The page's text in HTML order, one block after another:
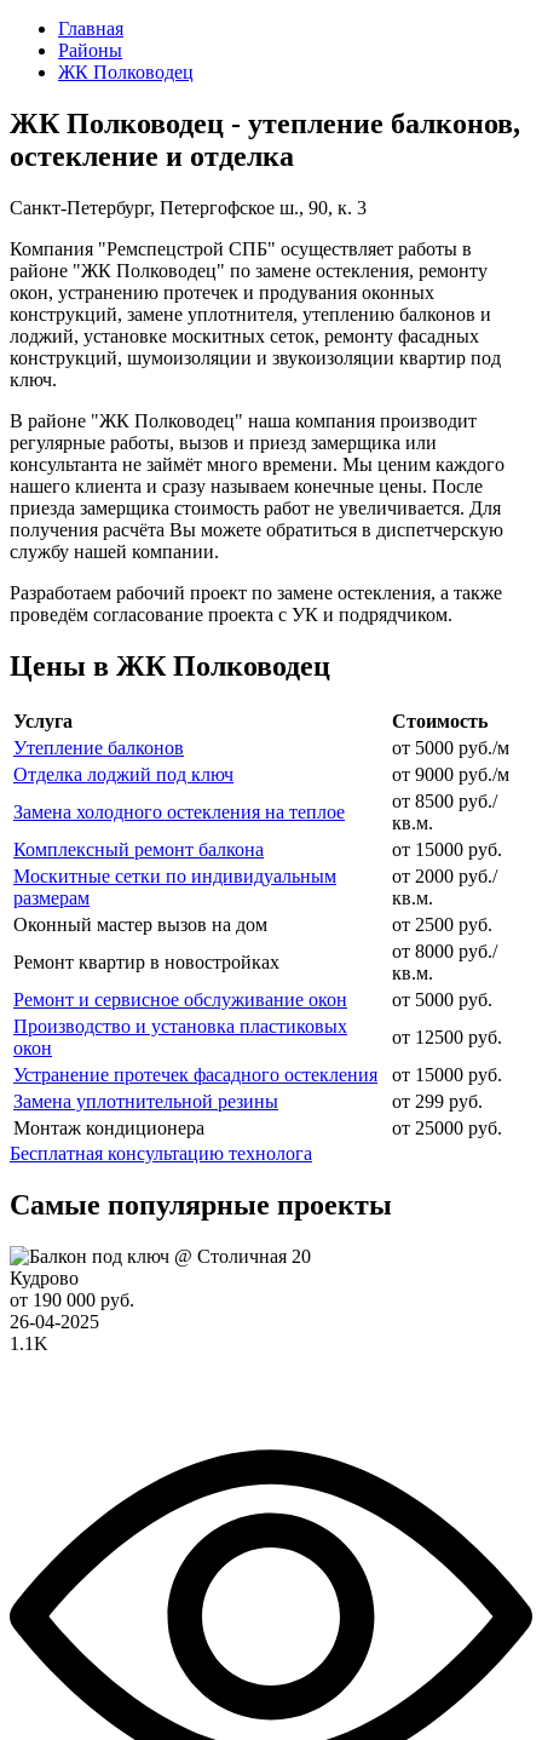
Главная
Районы
ЖК Полководец
ЖК Полководец - утепление балконов,
остекление и отделка
Санкт-Петербург, Петергофское ш., 90, к. 3
Компания "Ремспецстрой СПБ" осуществляет работы в
районе "ЖК Полководец" по замене остекления, ремонту
окон, устранению протечек и продувания оконных
конструкций, замене уплотнителя, утеплению балконов и
лоджий, установке москитных сеток, ремонту фасадных
конструкций, шумоизоляции и звукоизоляции квартир под
ключ.
В районе "ЖК Полководец" наша компания производит
регулярные работы, вызов и приезд замерщика или
консультанта не займёт много времени. Мы ценим каждого
нашего клиента и сразу называем конечные цены. После
приезда замерщика стоимость работ не увеличивается. Для
получения расчёта Вы можете обратиться в диспетчерскую
службу нашей компании.
Разработаем рабочий проект по замене остекления, а также
проведём согласование проекта с УК и подрядчиком.
Цены в ЖК Полководец
Услуга
Стоимость
Утепление балконов
от 5000 руб./м
Отделка лоджий под ключ
от 9000 руб./м
Замена холодного остекления на теплое
от 8500 руб./
кв.м.
Комплексный ремонт балкона
от 15000 руб.
Москитные сетки по индивидуальным
размерам
от 2000 руб./
кв.м.
Оконный мастер вызов на дом
от 2500 руб.
Ремонт квартир в новостройках
от 8000 руб./
кв.м.
Ремонт и сервисное обслуживание окон
от 5000 руб.
Производство и установка пластиковых
окон
от 12500 руб.
Устранение протечек фасадного остекления
от 15000 руб.
Замена уплотнительной резины
от 299 руб.
Монтаж кондиционера
от 25000 руб.
Бесплатная консультацию технолога
Самые популярные проекты
Кудрово
от 190 000 руб.
26-04-2025
1.1K